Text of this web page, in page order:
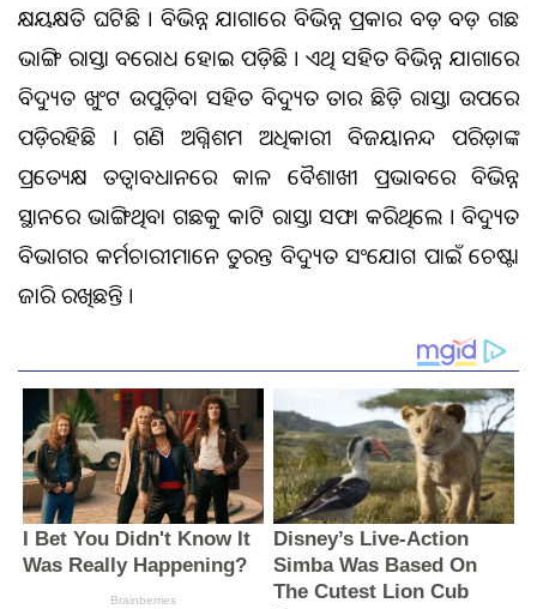
କ୍ଷୟକ୍ଷତି ଘଟିଛି । ବିଭିନ୍ନ ଯାଗାରେ ବିଭିନ୍ନ ପ୍ରକାର ବଡ଼ ବଡ଼ ଗଛ
ଭାଙ୍ଗି ରାସ୍ତା ଆବରୋଧ ହୋଇ ପଡ଼ିଛି । ଏଥି ସହିତ ବିଭିନ୍ନ ଯାଗାରେ
ବିଦ୍ୟୁତ ଖୁଂଟ ଉପୁଡ଼ିବା ସହିତ ବିଦ୍ୟୁତ ତାର ଛିଡ଼ି ରାସ୍ତା ଉପରେ
ପଡ଼ିରହିଛି । ଗଣିଆ ଅଗ୍ନିଶମ ଅଧିକାରୀ ବିଜୟାନନ୍ଦ ପରିଡ଼ାଙ୍କ
ପ୍ରତ୍ୟେକ୍ଷ ତତ୍ୱାବଧାନରେ କାଳ ବୈଶାଖୀ ପ୍ରଭାବରେ ବିଭିନ୍ନ
ସ୍ଥାନରେ ଭାଙ୍ଗିଥିବା ଗଛକୁ କାଟି ରାସ୍ତା ସଫା କରିଥିଲେ । ବିଦ୍ୟୁତ
ବିଭାଗର କର୍ମଚାରୀମାନେ ତୁରନ୍ତ ବିଦ୍ୟୁତ ସଂଯୋଗ ପାଇଁ ଚେଷ୍ଟା
ଜାରି ରଖିଛନ୍ତି ।